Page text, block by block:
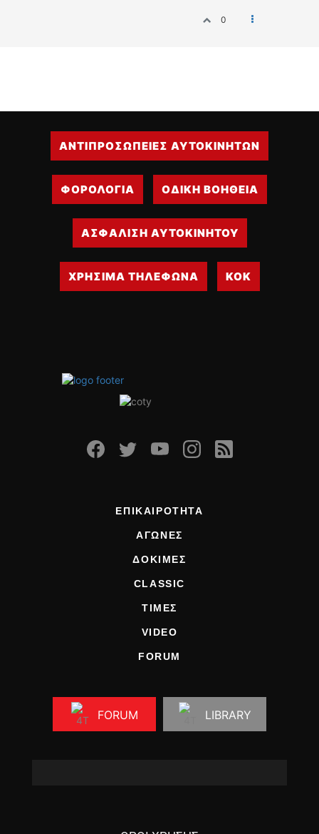
0
ΑΝΤΙΠΡΟΣΩΠΕΙΕΣ ΑΥΤΟΚΙΝΗΤΩΝ
ΦΟΡΟΛΟΓΙΑ ΟΔΙΚΗ ΒΟΗΘΕΙΑ
ΑΣΦΑΛΙΣΗ ΑΥΤΟΚΙΝΗΤΟΥ
ΧΡΗΣΙΜΑ ΤΗΛΕΦΩΝΑ ΚΟΚ
ΕΠΙΚΑΙΡΟΤΗΤΑ
ΑΓΩΝΕΣ
ΔΟΚΙΜΕΣ
CLASSIC
ΤΙΜΕΣ
VIDEO
FORUM
FORUM LIBRARY